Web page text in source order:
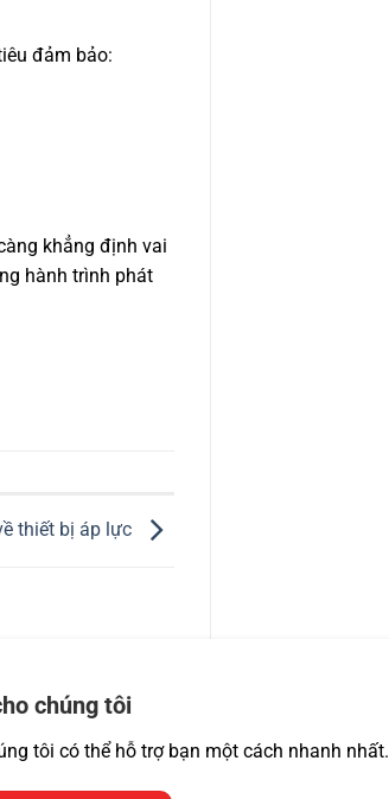
đảm bảo:
khẳng định vai
hành trình phát
thiết bị áp lực
chúng tôi
tôi có thể hỗ trợ bạn một cách nhanh nhất.